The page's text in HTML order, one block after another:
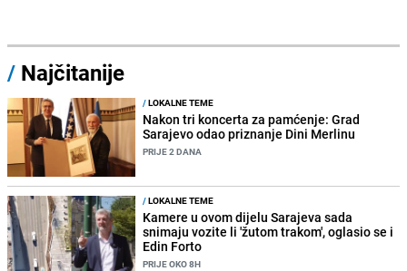
/ Najčitanije
/LOKALNE TEME
Nakon tri koncerta za pamćenje: Grad
Sarajevo odao priznanje Dini Merlinu
PRIJE 2 DANA
/LOKALNE TEME
Kamere u ovom dijelu Sarajeva sada
snimaju vozite li 'žutom trakom', oglasio se i
Edin Forto
PRIJE OKO 8H